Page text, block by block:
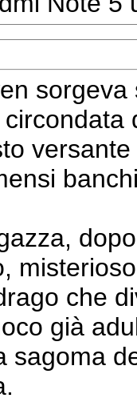
che
già
sagoma